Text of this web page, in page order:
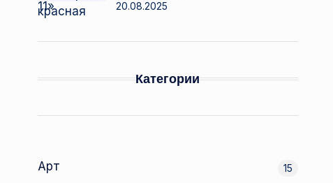
20.08.2025
Категории
Арт 15